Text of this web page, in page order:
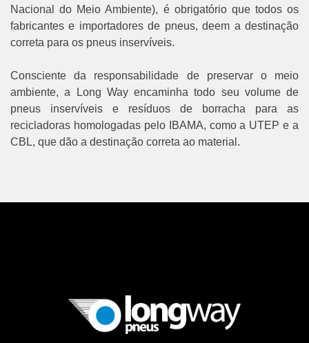
Nacional do Meio Ambiente), é obrigatório que todos os
fabricantes e importadores de pneus, deem a destinação
correta para os pneus inservíveis.
Consciente da responsabilidade de preservar o meio
ambiente, a Long Way encaminha todo seu volume de
pneus inservíveis e resíduos de borracha para as
recicladoras homologadas pelo IBAMA, como a UTEP e a
CBL, que dão a destinação correta ao material.